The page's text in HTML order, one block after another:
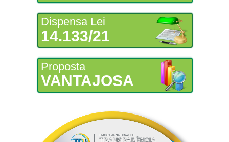
Dispensa Lei
14.133/21
Proposta
VANTAJOSA